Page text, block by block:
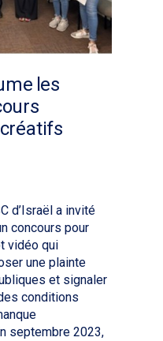
les
d’Israël a invité
concours pour
vidéo qui
une plainte
et signaler
conditions
septembre 2023,